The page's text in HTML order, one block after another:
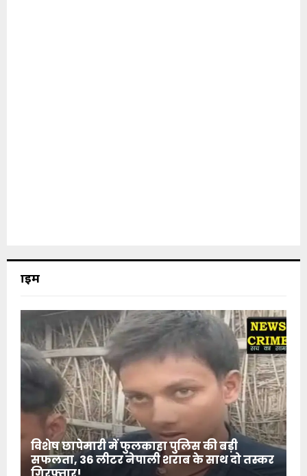
क्राइम
विशेष छापेमारी में फुलकाहा पुलिस की बड़ी
सफलता, 36 लीटर नेपाली शराब के साथ दो तस्कर